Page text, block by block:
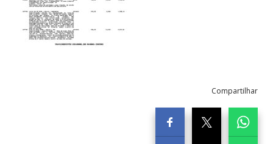
Compartilhar